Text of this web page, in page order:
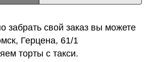
забрать свой заказ вы можете
Герцена, 61/1
торты с такси.